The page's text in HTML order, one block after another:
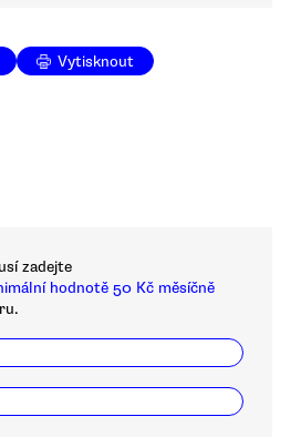
Vytisknout
zadejte
hodnotě 50 Kč měsíčně